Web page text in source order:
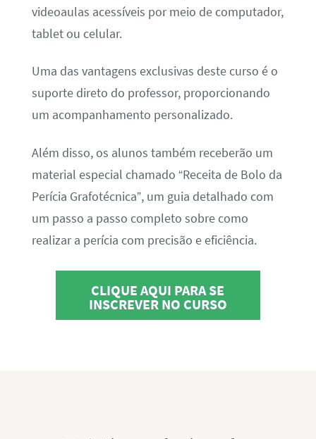
videoaulas acessíveis por meio de computador,
tablet ou celular.
Uma das vantagens exclusivas deste curso é o
suporte direto do professor, proporcionando
um acompanhamento personalizado.
Além disso, os alunos também receberão um
material especial chamado “Receita de Bolo da
Perícia Grafotécnica”, um guia detalhado com
um passo a passo completo sobre como
realizar a perícia com precisão e eficiência.
CLIQUE AQUI PARA SE
INSCREVER NO CURSO